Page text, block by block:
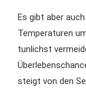
Es gibt aber
Temperaturen
tunlichst
steigt von den